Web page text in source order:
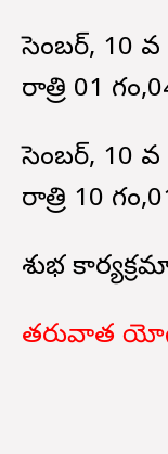
డిసెంబర్, 10
రాత్రి 01
డిసెంబర్, 10
రాత్రి 10
శుభ
తరువాత